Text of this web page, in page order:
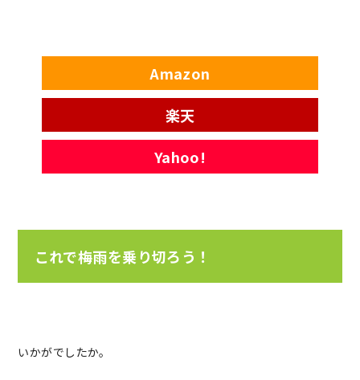
Amazon
楽天
Yahoo!
これで梅雨を乗り切ろう！
いかがでしたか。